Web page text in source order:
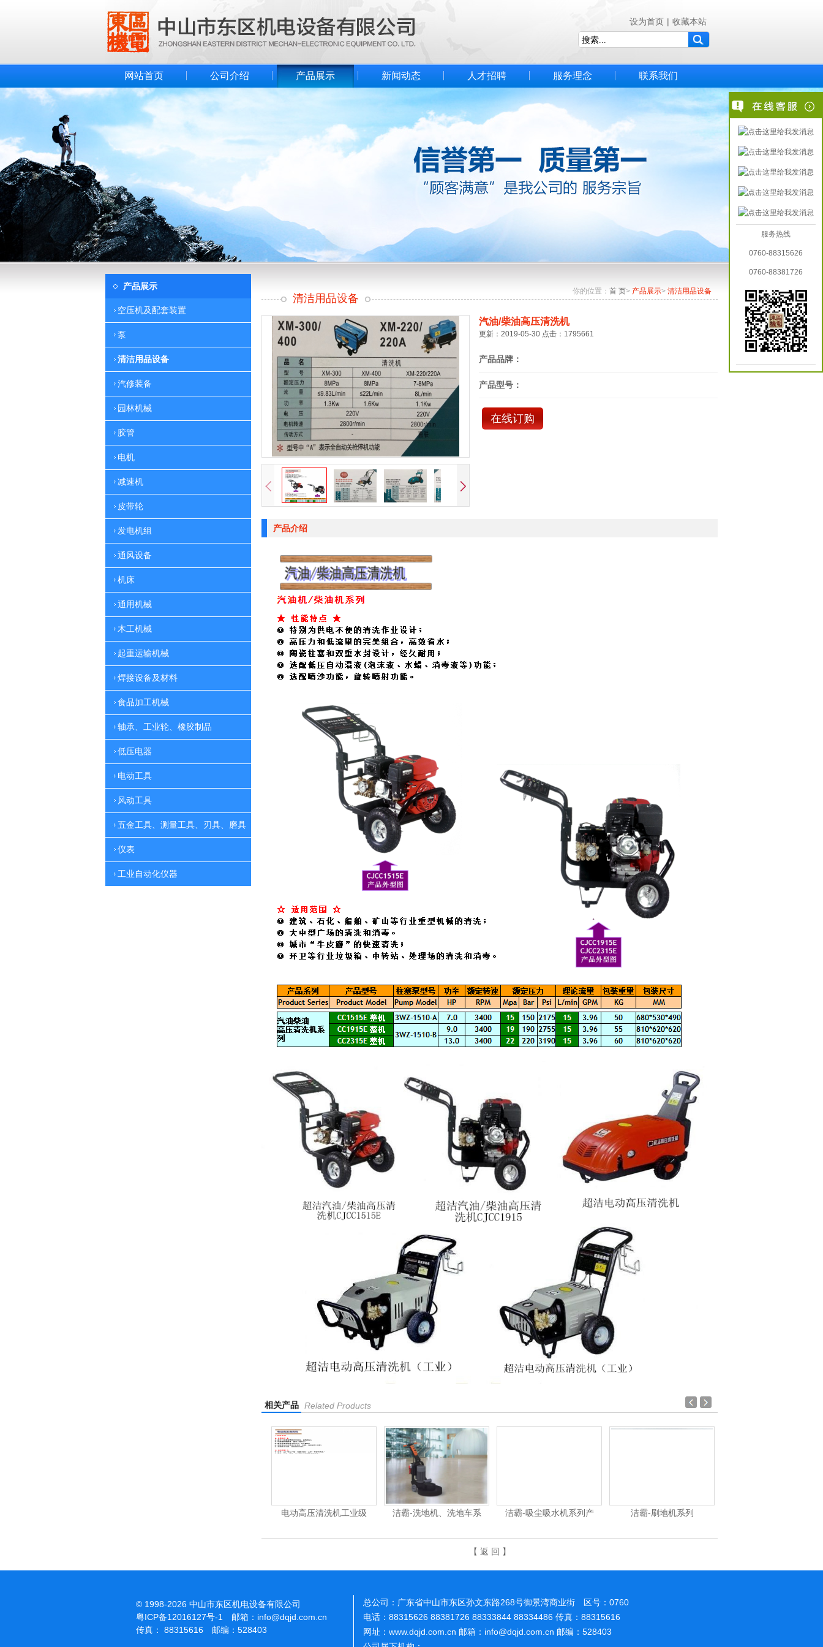
设为首页 | 收藏本站
网站首页 公司介绍 产品展示 新闻动态 人才招聘 服务理念 联系我们
产品展示
空压机及配套装置
泵
清洁用品设备
汽修装备
园林机械
胶管
电机
减速机
皮带轮
发电机组
通风设备
机床
通用机械
木工机械
起重运输机械
焊接设备及材料
食品加工机械
轴承、工业轮、橡胶制品
低压电器
电动工具
风动工具
五金工具、测量工具、刃具、磨具
仪表
工业自动化仪器
你的位置： 首 页> 产品展示> 清洁用品设备
清洁用品设备
汽油/柴油高压清洗机
更新：2019-05-30 点击：1795661
产品品牌：
产品型号：
在线订购
产品介绍
相关产品 Related Products
杰霸-强力吹干机 洁霸多功能刷地机 洁霸石面加重翻新机 电动高压清洗机
【 返 回 】
© 1998-2026 中山市东区机电设备有限公司
粤ICP备12016127号-1
邮箱： info@dqjd.com.cn
传真： 88315616 邮编：528403
总公司：广东省中山市东区孙文东路268号御景湾商业街 区号：0760
电话：88315626 88381726 88333844 88334486 传真：88315616
网址：www.dqjd.com.cn 邮箱：info@dqjd.com.cn 邮编：528403
服务热线
0760-88315626
0760-88381726